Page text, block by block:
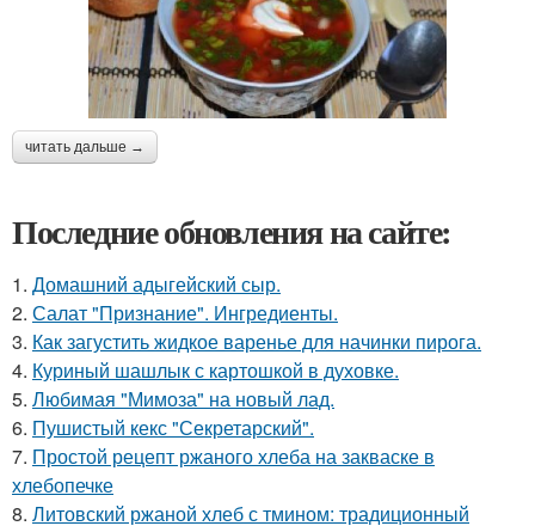
читать дальше →
Последние обновления на сайте:
1. Домашний адыгейский сыр.
2. Салат "Признание". Ингредиенты.
3. Как загустить жидкое варенье для начинки пирога.
4. Куриный шашлык с картошкой в духовке.
5. Любимая "Мимоза" на новый лад.
6. Пушистый кекс "Секретарский".
7. Простой рецепт ржаного хлеба на закваске в
хлебопечке
8. Литовский ржаной хлеб с тмином: традиционный